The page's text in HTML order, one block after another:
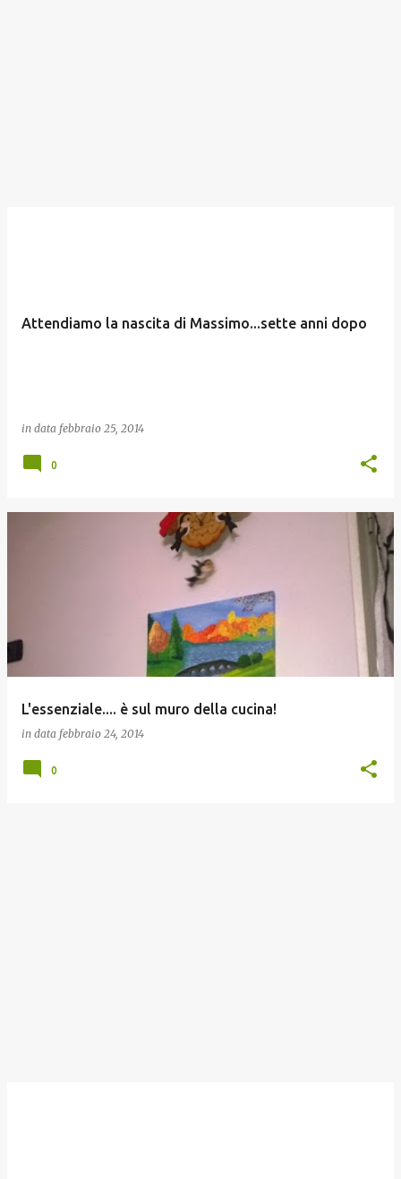
Attendiamo la nascita di Massimo...sette anni dopo
in data febbraio 25, 2014
0
L'essenziale.... è sul muro della cucina!
in data febbraio 24, 2014
0